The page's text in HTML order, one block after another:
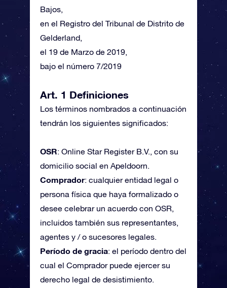
Bajos,
en el Registro del Tribunal de Distrito de
Gelderland,
el 19 de Marzo de 2019,
bajo el número 7/2019
Art. 1 Definiciones
Los términos nombrados a continuación
tendrán los siguientes significados:
OSR: Online Star Register B.V., con su
domicilio social en Apeldoorn.
Comprador: cualquier entidad legal o
persona física que haya formalizado o
desee celebrar un acuerdo con OSR,
incluidos también sus representantes,
agentes y / o sucesores legales.
Período de gracia: el período dentro del
cual el Comprador puede ejercer su
derecho legal de desistimiento.